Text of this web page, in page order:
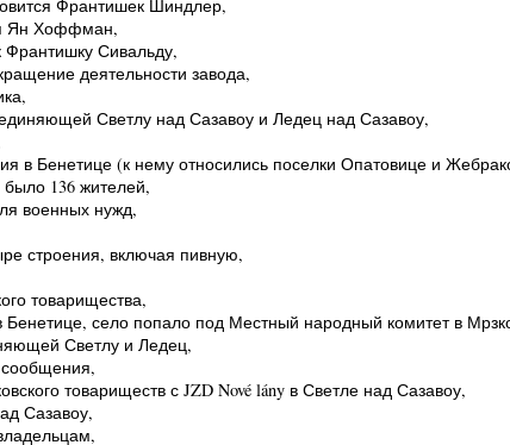
Франтишек Шиндлер,
Ян Хоффман,
Франтишку Сивальду,
деятельности завода,
Светлу над Сазавоу и Ледец над Сазавоу,
в Бенетице (к нему относились поселки Опатовице и
136 жителей,
военных нужд,
строения, включая пивную,
товарищества,
Бенетице, село попало под Местный народный комитет в
Светлу и Ледец,
сообщения,
товариществ с JZD Nové lány в Светле над Сазавоу,
Сазавоу,